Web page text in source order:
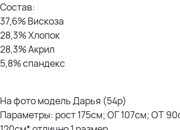
Состав:
37,6% Вискоза
28,3% Хлопок
28,3% Акрил
5,8% спандекс
На фото модель Дарья (54р)
Параметры: рост 175см; ОГ 107см; ОТ